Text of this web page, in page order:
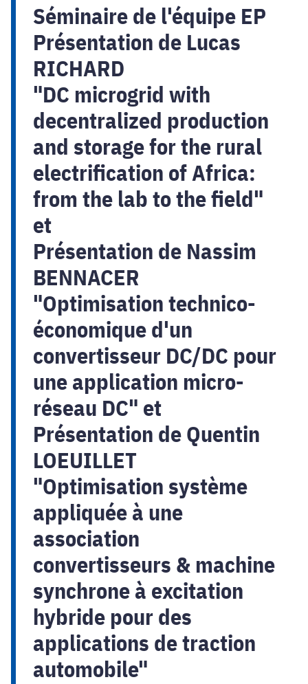
Séminaire de l'équipe EP
Présentation de Lucas
RICHARD
"DC microgrid with
decentralized production
and storage for the rural
electrification of Africa:
from the lab to the field"
et
Présentation de Nassim
BENNACER
"Optimisation technico-
économique d'un
convertisseur DC/DC pour
une application micro-
réseau DC" et
Présentation de Quentin
LOEUILLET
"Optimisation système
appliquée à une
association
convertisseurs & machine
synchrone à excitation
hybride pour des
applications de traction
automobile"